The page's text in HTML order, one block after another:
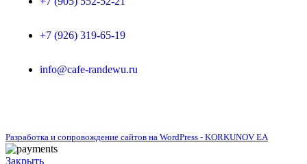
+7 (926) 319-65-19
info@cafe-randewu.ru
Разработка и сопровождение сайтов на WordPress - KORKUNOV EA
Закрыть